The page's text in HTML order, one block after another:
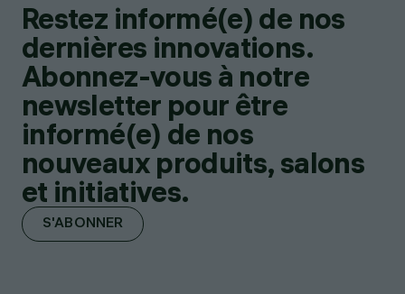
Restez informé(e) de nos
dernières innovations.
Abonnez-vous à notre
newsletter pour être
informé(e) de nos
nouveaux produits, salons
et initiatives.
S'ABONNER